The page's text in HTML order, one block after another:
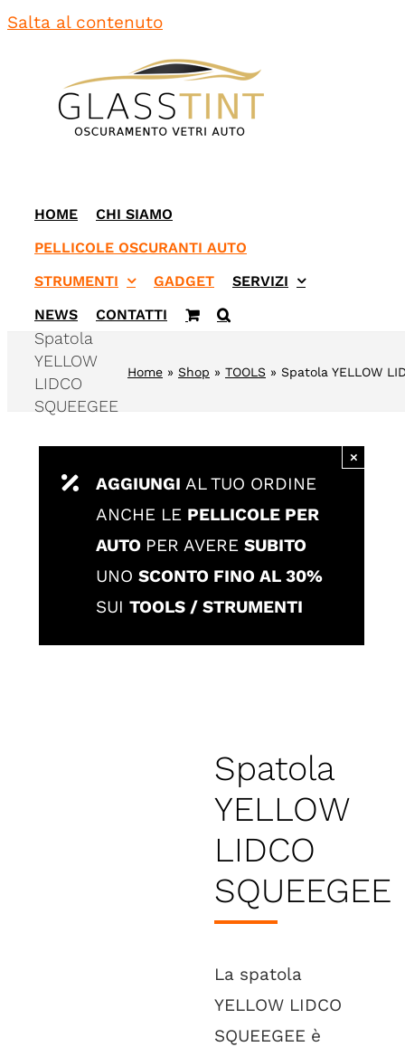
Salta al contenuto
HOME
CHI SIAMO
PELLICOLE OSCURANTI AUTO
STRUMENTI
GADGET
SERVIZI
NEWS
CONTATTI
Spatola
YELLOW
LIDCO
SQUEEGEE
Home » Shop » TOOLS » Spatola YELLOW
AGGIUNGI AL TUO ORDINE
ANCHE LE PELLICOLE PER
AUTO PER AVERE SUBITO
UNO SCONTO FINO AL 30%
SUI TOOLS / STRUMENTI
×
Spatola
YELLOW
LIDCO
SQUEEGEE
La spatola
YELLOW LIDCO
SQUEEGEE è